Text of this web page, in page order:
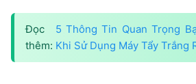
Đọc
thêm:
5 Thông Tin Quan Trọng
Khi Sử Dụng Máy Tẩy Trắng